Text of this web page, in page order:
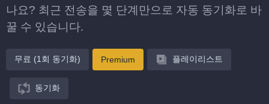
나요? 최근 전송을 몇 단계만으로 자동 동기화로 바
꿀 수 있습니다.
무료 (1회 동기화) Premium 플레이리스트
동기화